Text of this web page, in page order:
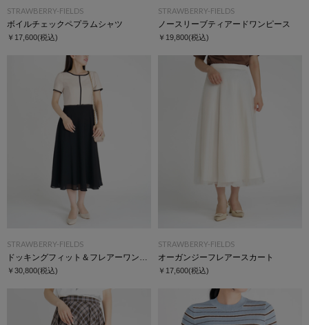
STRAWBERRY-FIELDS
ボイルチェックペプラムシャツ
￥17,600(税込)
STRAWBERRY-FIELDS
ノースリーブティアードワンピース
￥19,800(税込)
STRAWBERRY-FIELDS
￥30,800(税込)
STRAWBERRY-FIELDS
オーガンジーフレアースカート
￥17,600(税込)